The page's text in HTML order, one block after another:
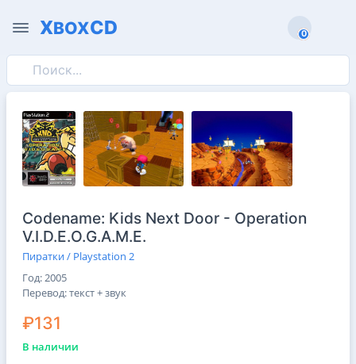
XBOXCD 0
0
Codename: Kids Next Door - Operation
V.I.D.E.O.G.A.M.E.
Пиратки / Playstation 2
Год: 2005
Перевод: текст + звук
₽131
В наличии